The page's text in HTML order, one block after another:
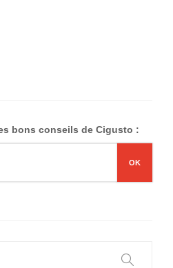
bons conseils de Cigusto :